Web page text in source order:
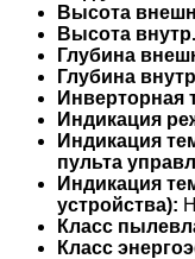
Высота
Высота
Глубина
Глубина
Инверторная
Индикация
Индикация
пульта
Индикация
устройства):
Класс
Класс